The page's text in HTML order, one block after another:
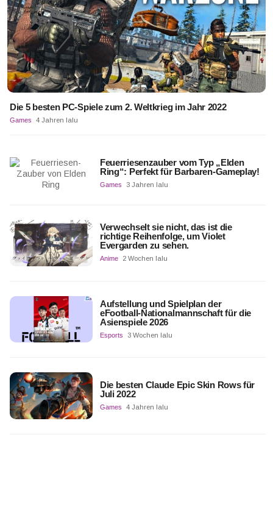
Die 5 besten PC-Spiele zum 2. Weltkrieg im Jahr 2022
Games 4 Jahren lalu
Feuerriesenzauber vom Typ „Elden
Ring“: Perfekt für Barbaren-Gameplay!
Games 3 Jahren lalu
Verwechselt sie nicht, das ist die
richtige Reihenfolge, um Violet
Evergarden zu sehen.
Anime 2 Wochen lalu
Aufstellung und Spielplan der
eFootball-Nationalmannschaft für die
Asienspiele 2026
Esports 3 Wochen lalu
Die besten Claude Epic Skin Rows für
Juli 2022
Games 4 Jahren lalu